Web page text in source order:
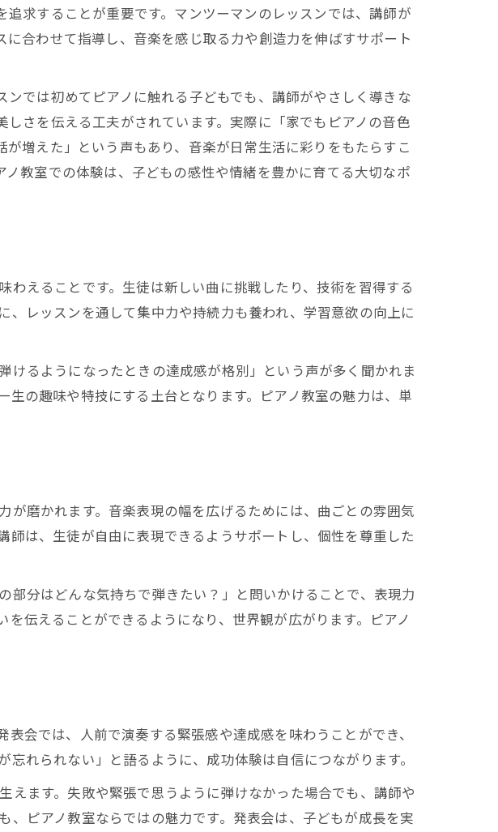
を育てる理由
管理力が向上
の刺激に役立つ
で集中力強化
っかけになる理由
な表現力
理由と効果
表現に役立つ
で表現力向上
の日々の成長
成功体験から
成長を支える
した体験談
できる体験談
た日常の変化
信と人間関係
追求することが重要です。マンツーマンのレッスンでは、講師が
に合わせて指導し、音楽を感じ取る力や創造力を伸ばすサポート
ンでは初めてピアノに触れる子どもでも、講師がやさしく導きな
しさを伝える工夫がされています。実際に「家でもピアノの音色
が増えた」という声もあり、音楽が日常生活に彩りをもたらすこ
ノ教室での体験は、子どもの感性や情緒を豊かに育てる大切なポ
えることです。生徒は新しい曲に挑戦したり、技術を習得する
レッスンを通して集中力や持続力も養われ、学習意欲の向上に
るようになったときの達成感が格別」という声が多く聞かれま
の趣味や特技にする土台となります。ピアノ教室の魅力は、単
磨かれます。音楽表現の幅を広げるためには、曲ごとの雰囲気
は、生徒が自由に表現できるようサポートし、個性を尊重した
分はどんな気持ちで弾きたい？」と問いかけることで、表現力
伝えることができるようになり、世界観が広がります。ピアノ
会では、人前で演奏する緊張感や達成感を味わうことができ、
れられない」と語るように、成功体験は自信につながります。
ます。失敗や緊張で思うように弾けなかった場合でも、講師や
ピアノ教室ならではの魅力です。発表会は、子どもが成長を実